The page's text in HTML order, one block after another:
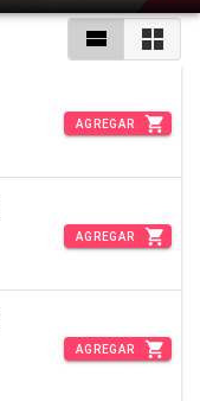
AGREGAR
AGREGAR
AGREGAR